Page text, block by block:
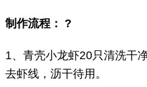
制作流程： ?
1、青壳小龙虾20只清洗干
去虾线，沥干待用。